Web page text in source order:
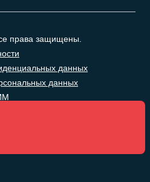
права защищены.
данных
данных